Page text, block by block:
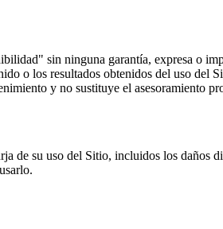
sin ninguna garantía, expresa o
o los resultados obtenidos del uso del
y no sustituye el asesoramiento
de su uso del Sitio, incluidos los daños